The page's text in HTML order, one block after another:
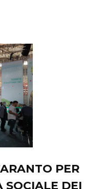
PER
SOCIALE DEI